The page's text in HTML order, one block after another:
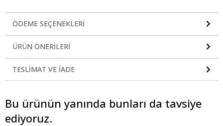
ÖDEME SEÇENEKLERI
ÜRÜN ÖNERILERI
TESLIMAT VE İADE
Bu ürünün yanında bunları da tavsiye
ediyoruz.